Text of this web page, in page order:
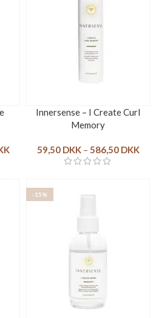
Innersense – I Create Curl
Memory
59,50 DKK – 586,50 DKK
-15%